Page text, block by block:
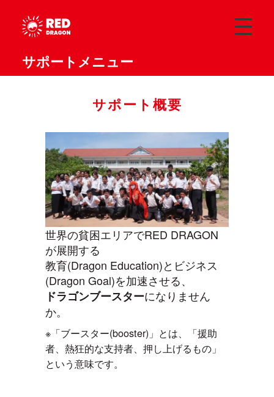
サポートメニュー
サポート概要
世界の貧困エリアでRED DRAGON
が展開する
教育(Dragon Education)とビジネス
(Dragon Goal)を加速させる、
ドラゴンブースターになりません
か。
※「ブースター(booster)」とは、「援助
者、熱狂的な支持者、押し上げるもの」
という意味です。